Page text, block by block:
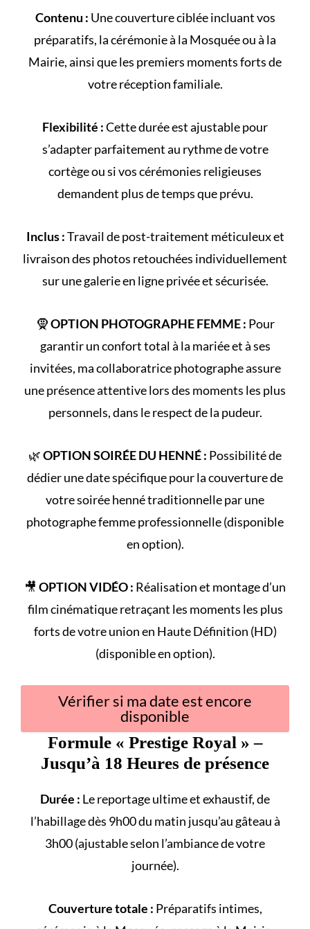
Contenu : Une couverture ciblée incluant vos
préparatifs, la cérémonie à la Mosquéeou à la
Mairie, ainsi que les premiers moments forts de
votreréception familiale.
Flexibilité :Cette durée est ajustable pour
s’adapter parfaitement au rythme de votre
cortègeou si vos cérémonies religieuses
demandent plus de temps que prévu.
Inclus :Travail de post-traitement méticuleux et
livraison des photos retouchées individuellement
sur une galerie en ligne privée et sécurisée.
🧕OPTION PHOTOGRAPHE FEMME : Pour
garantir un confort total à la mariée et à ses
invitées, ma collaboratrice photographe assure
une présence attentive lors des moments les plus
personnels, dans le respect de la pudeur.
🌿OPTION SOIRÉE DU HENNÉ : Possibilité de
dédier une date spécifique pour la couverture de
votresoirée hennétraditionnelle par une
photographe femme professionnelle (disponible
en option).
🎥 OPTION VIDÉO : Réalisation et montage d’un
film cinématique retraçant les moments les plus
fortsde votre union en Haute Définition (HD)
(disponible en option).
Vérifier si ma date est encore
disponible
Formule « Prestige Royal » –
Jusqu’à 18 Heures de présence
Durée : Le reportage ultime et exhaustif, de
l’habillage dès 9h00 du matin jusqu’au gâteau à
3h00 (ajustable selon l’ambiance de votre
journée).
Couverture totale : Préparatifs intimes,